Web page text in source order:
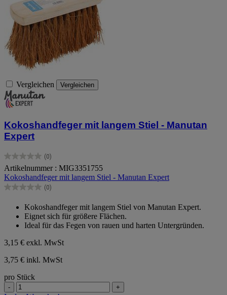
Vergleichen Vergleichen
Kokoshandfeger mit langem Stiel - Manutan
Expert
(0)
0.0
von
5
Sternen.
Artikelnummer : MIG3351755
Kokoshandfeger mit langem Stiel - Manutan Expert
(0)
0.0
Sternen.
Kokoshandfeger mit langem Stiel von Manutan Expert.
Eignet sich für größere Flächen.
Ideal für das Fegen von rauen und harten Untergründen.
3,15 € exkl. MwSt
3,75 € inkl. MwSt
pro Stück
- +